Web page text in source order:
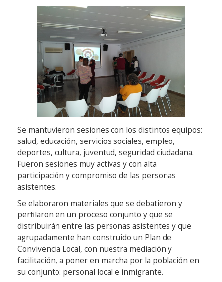
Se mantuvieron sesiones con los distintos equipos:
salud, educación, servicios sociales, empleo,
deportes, cultura, juventud, seguridad ciudadana.
Fueron sesiones muy activas y con alta
participación y compromiso de las personas
asistentes.
Se elaboraron materiales que se debatieron y
perfilaron en un proceso conjunto y que se
distribuirán entre las personas asistentes y que
agrupadamente han construido un Plan de
Convivencia Local, con nuestra mediación y
facilitación, a poner en marcha por la población en
su conjunto: personal local e inmigrante.